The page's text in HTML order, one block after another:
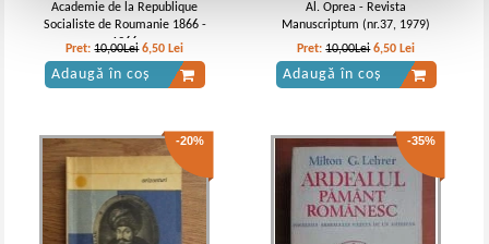
Academie de la Republique
Socialiste de Roumanie 1866 -
1966
Pret:10,00Lei 6,50 Lei
Adaugă în coș
Al. Oprea - Revista
Manuscriptum (nr.37, 1979)
Pret:10,00Lei 6,50 Lei
Adaugă în coș
-20% -35%